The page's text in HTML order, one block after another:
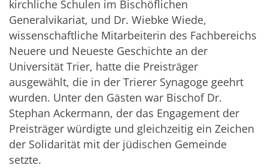
kirchliche Schulen im Bischöflichen
Generalvikariat, und Dr. Wiebke Wiede,
wissenschaftliche Mitarbeiterin des Fachbereichs
Neuere und Neueste Geschichte an der
Universität Trier, hatte die Preisträger
ausgewählt, die in der Trierer Synagoge geehrt
wurden. Unter den Gästen war Bischof Dr.
Stephan Ackermann, der das Engagement der
Preisträger würdigte und gleichzeitig ein Zeichen
der Solidarität mit der jüdischen Gemeinde
setzte.